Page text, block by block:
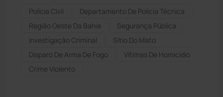
Polícia Civil
Departamento De Polícia Técnica
Região Oeste Da Bahia
Segurança Pública
Investigação Criminal
Sítio Do Mato
Disparo De Arma De Fogo
Vítimas De Homicídio
Crime Violento